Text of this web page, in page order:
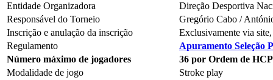
Entidade Organizadora
Direção Desportiva
Responsável do Torneio
Gregório Cabo /
Inscrição e anulação da inscrição
Exclusivamente via
Regulamento
Apuramento Seleção
Número máximo de jogadores
36 por Ordem de HCP
Modalidade de jogo
Stroke play